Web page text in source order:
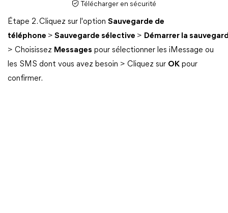
Télécharger en sécurité
Étape 2. Cliquez sur l'option Sauvegarde de
téléphone > Sauvegarde sélective > Démarrer la
> Choisissez Messages pour sélectionner les iMessage ou
les SMS dont vous avez besoin > Cliquez sur OK pour
confirmer.